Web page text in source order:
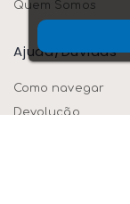
Quem Somos
Ajuda/dúvidas
Como navegar
Devolução